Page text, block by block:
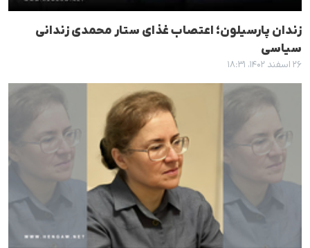
زندان پارسیلون؛ اعتصاب غذای ستار محمدی زندانی
سیاسی
۲۶ اسفند ۱۴۰۲، ۱۸:۳۱